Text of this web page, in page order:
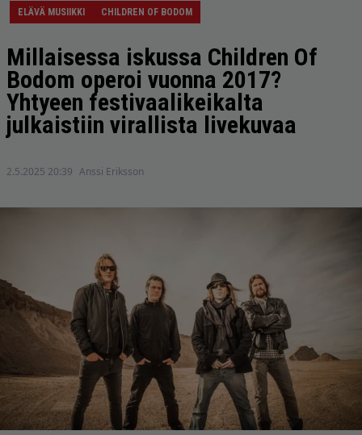
ELÄVÄ MUSIIKKI CHILDREN OF BODOM
Millaisessa iskussa Children Of
Bodom operoi vuonna 2017?
Yhtyeen festivaalikeikalta
julkaistiin virallista livekuvaa
2.5.2025 20:39 Anssi Eriksson